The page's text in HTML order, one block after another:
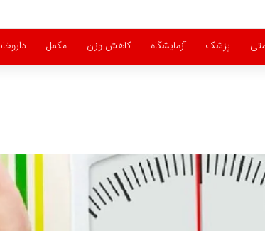
پزشک آزمایشگاه کاهش وزن مکمل